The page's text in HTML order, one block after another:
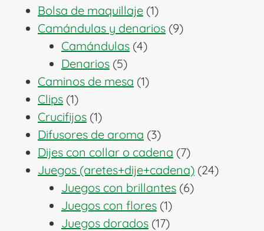
Bolsa de maquillaje 11
producto
Camándulas y denarios 99
Camándulas 44
Denarios 55
productos
Caminos de mesa 11
Clips 11
producto
Crucifijos 11
producto
Difusores de aroma 33
productos
Dijes con collar o cadena 77
productos
Juegos (aretes+dije+cadena) 2424
Juegos con brillantes 66
Juegos con flores 11
producto
Juegos dorados 1717